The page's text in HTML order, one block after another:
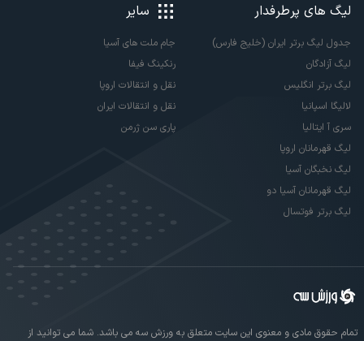
لیگ های پرطرفدار
جدول لیگ برتر ایران (خلیج فارس)
لیگ آزادگان
لیگ برتر انگلیس
لالیگا اسپانیا
سری آ ایتالیا
لیگ قهرمانان اروپا
لیگ نخبگان آسیا
لیگ قهرمانان آسیا دو
لیگ برتر فوتسال
سایر
جام ملت های آسیا
رنکینگ فیفا
نقل و انتقالات اروپا
نقل و انتقالات ایران
پاری سن ژرمن
تمام حقوق مادی و معنوی این سایت متعلق به ورزش سه می باشد. شما می توانید از